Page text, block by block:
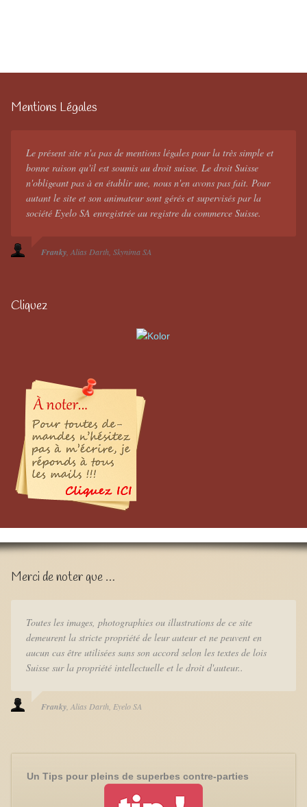
Mentions Légales
Le présent site n'a pas de mentions légales pour la très simple et
bonne raison qu'il est soumis au droit suisse. Le droit Suisse
n'obligeant pas à en établir une, nous n'en avons pas fait. Pour
autant le site et son animateur sont gérés et supervisés par la
société Eyelo SA enregistrée au registre du commerce Suisse.
Franky Alias Darth Skynima SA
Cliquez
Merci de noter que …
Toutes les images, photographies ou illustrations de ce site
demeurent la stricte propriété de leur auteur et ne peuvent en
aucun cas être utilisées sans son accord selon les textes de lois
Suisse sur la propriété intellectuelle et le droit d'auteur..
Franky Alias Darth Eyelo SA
Un Tips pour pleins de superbes contre-parties